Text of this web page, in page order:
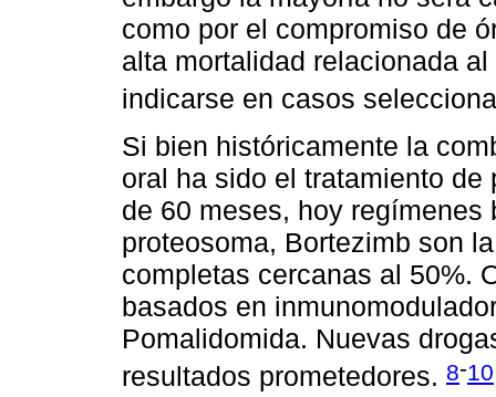
como por el compromiso de
alta mortalidad relacionada
indicarse en casos
Si bien históricamente la
oral ha sido el tratamiento
de 60 meses, hoy
proteosoma, Bortezimb son
completas cercanas al 50%.
basados en
Pomalidomida. Nuevas
resultados prometedores. 8-10